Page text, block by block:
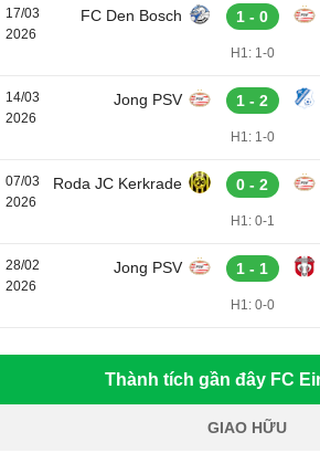
17/03
2026
FC Den Bosch 1 - 0
H1: 1-0
14/03
2026
Jong PSV 1 - 2
H1: 1-0
07/03
2026
Roda JC Kerkrade 0 - 2
H1: 0-1
28/02
2026
Jong PSV 1 - 1
H1: 0-0
Thành tích gần đây FC
GIAO HỮU